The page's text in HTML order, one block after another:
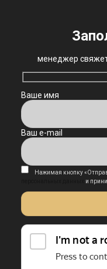
менеджер
Ваше имя
Ваш e-mail
Нажимая кнопку
и